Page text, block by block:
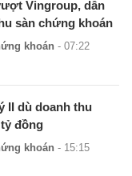
Vingroup, dẫn
sàn chứng khoán
khoán - 07:22
II dù doanh thu
đồng
khoán - 15:15